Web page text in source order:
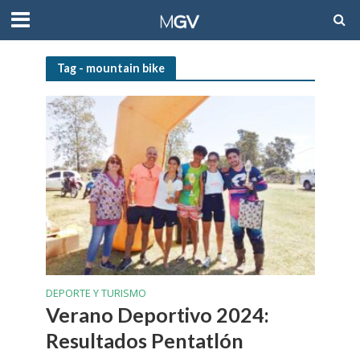
Tag - mountain bike
DEPORTE Y TURISMO
Verano Deportivo 2024:
Resultados Pentatlón